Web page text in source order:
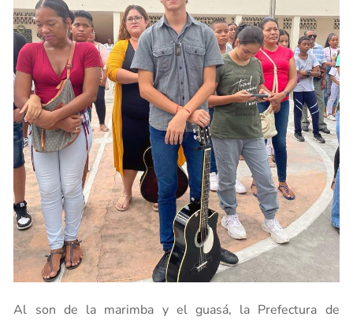
Al son de la marimba y el guasá, la Prefectura de